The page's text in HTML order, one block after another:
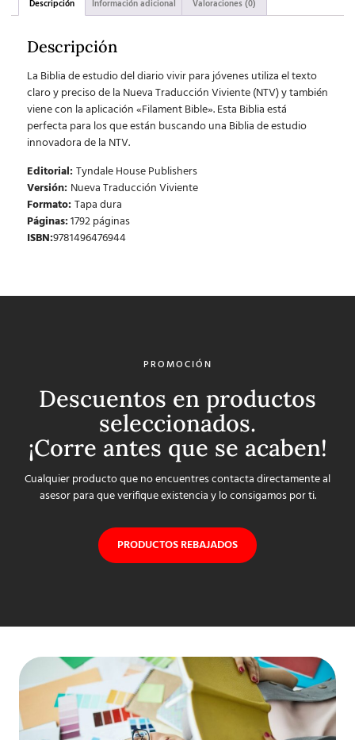
Descripción Información adicional Valoraciones (0)
Descripción
La Biblia de estudio del diario vivir para jóvenesutiliza el texto
claro y preciso de la Nueva Traducción Viviente (NTV) y también
viene con la aplicación «Filament Bible». Esta Biblia está
perfecta para los que están buscando una Biblia de estudio
innovadora de la NTV.
Editorial:Tyndale House Publishers
Versión: Nueva Traducción Viviente
Formato:Tapa dura
Páginas:1792 páginas
ISBN:9781496476944
PROMOCIÓN
Descuentos en productos
seleccionados.
¡Corre antes que se acaben!
Cualquier producto que no encuentres contacta directamente al
asesor para que verifique existencia y lo consigamos por ti.
PRODUCTOS REBAJADOS